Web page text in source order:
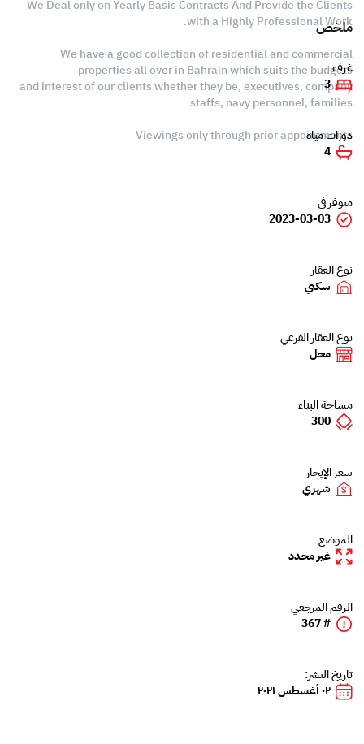
We Deal only on Yearly Basis Contracts And Provide the Clients
with a Highly Professional Work.
We have a good collection of residential and commercial
properties all over in Bahrain which suits the budgets
and interest of our clients whether they be, executives, company
staffs, navy personnel, families
Viewings only through prior appointments
ملخص
غرف
3
دورات مياه
4
متوفر في
2023-03-03
نوع العقار
سكني
نوع العقار الفرعي
محل
مساحة البناء
300
سعر الإيجار
شهري
الموضع
غير محدد
الرقم المرجعي
# 367
تاريخ النشر:
٠٢ أغسطس ٢٠٢١